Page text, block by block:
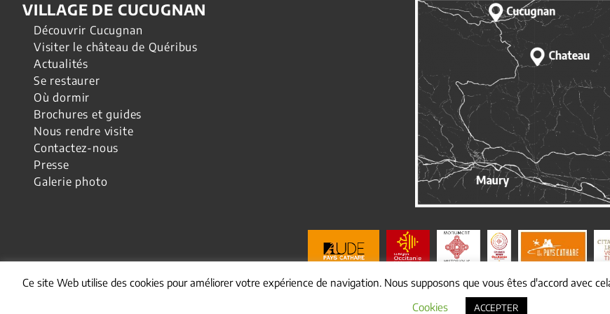
VILLAGE DE CUCUGNAN
Découvrir Cucugnan
Visiter le château de Quéribus
Actualités
Se restaurer
Où dormir
Brochures et guides
Nous rendre visite
Contactez-nous
Presse
Galerie photo
2026 Mairie de cucugnan |Mentions légales
Ce site Web utilise des cookies pour améliorer votre expérience de navigation. Nous supposons que vous êtes d'accord avec
Cookies
ACCEPTER